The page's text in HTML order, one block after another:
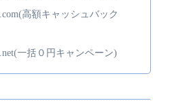
高額キャッシュバック
一括０円キャンペーン)